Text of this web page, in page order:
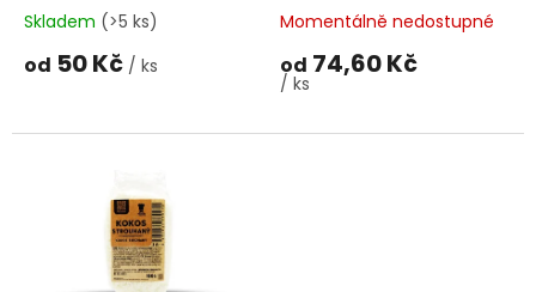
Skladem (>5 ks)
od 50 Kč / ks
Momentálně nedostupné
od 74,60 Kč
/ ks